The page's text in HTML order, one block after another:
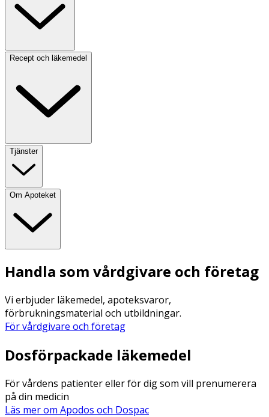
Recept och läkemedel
Tjänster
Om Apoteket
Handla som vårdgivare och företag
Vi erbjuder läkemedel, apoteksvaror,
förbrukningsmaterial och utbildningar.
För vårdgivare och företag
Dosförpackade läkemedel
För vårdens patienter eller för dig som vill prenumerera
på din medicin
Läs mer om Apodos och Dospac